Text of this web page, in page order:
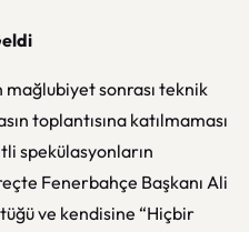
mağlubiyet sonrası teknik
toplantısına katılmaması
spekülasyonların
Fenerbahçe Başkanı Ali
ve kendisine “Hiçbir